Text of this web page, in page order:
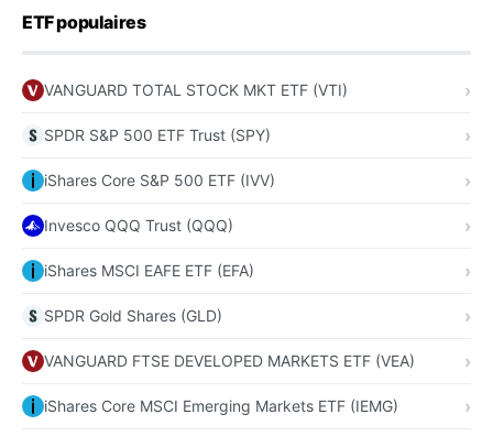
ETF populaires
VANGUARD TOTAL STOCK MKT ETF (VTI)
SPDR S&P 500 ETF Trust (SPY)
iShares Core S&P 500 ETF (IVV)
Invesco QQQ Trust (QQQ)
iShares MSCI EAFE ETF (EFA)
SPDR Gold Shares (GLD)
VANGUARD FTSE DEVELOPED MARKETS ETF (VEA)
iShares Core MSCI Emerging Markets ETF (IEMG)